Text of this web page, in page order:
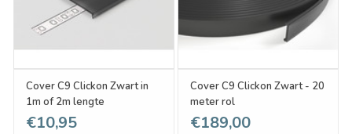
Cover C9 Clickon Zwart in
1m of 2m lengte
€10,95
Cover C9 Clickon Zwart - 20
meter rol
€189,00